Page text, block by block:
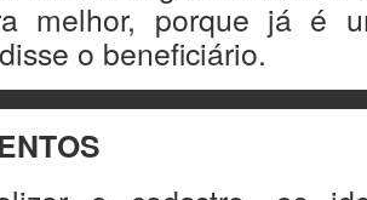
melhor, porque já é
o beneficiário.